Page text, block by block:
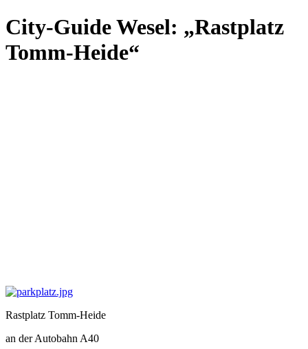
City-Guide Wesel: „Rastplatz
Tomm-Heide“
Rastplatz Tomm-Heide
an der Autobahn A40